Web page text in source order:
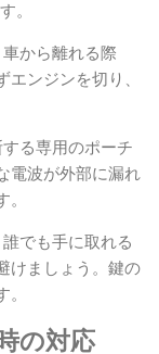
。
車から離れる際
ンジンを切り、
る専用のポーチ
電波が外部に漏れ
でも手に取れる
けましょう。鍵の
の対応